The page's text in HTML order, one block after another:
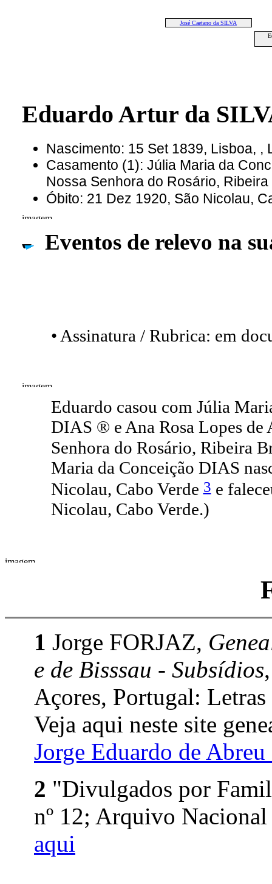
José Caetano da SILVA
Eduardo Artur da
Nascimento: 15 Set 1839, Lisboa, ,
Casamento (1): Júlia Maria da
Nossa Senhora do Rosário,
Óbito: 21 Dez 1920, São Nicolau,
Eventos de relevo na
• Assinatura / Rubrica: em
Eduardo casou com Júlia
DIAS ® e Ana Rosa Lopes
Senhora do Rosário, Ribeira
Maria da Conceição DIAS
Nicolau, Cabo Verde3e
Nicolau, Cabo Verde.)
1 Jorge FORJAZ,
e de Bisssau - Subsídios
Açores, Portugal:
Veja aqui neste site
Jorge Eduardo de
2 "Divulgados por
nº 12; Arquivo
aqui